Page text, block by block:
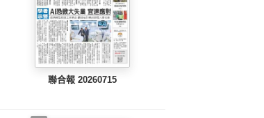
聯合報 20260715